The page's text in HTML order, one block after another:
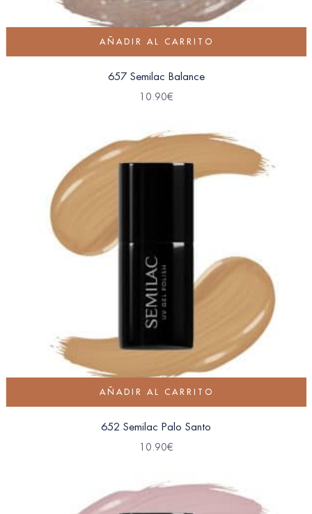
AÑADIR AL CARRITO
657 Semilac Balance
10.90€
AÑADIR AL CARRITO
652 Semilac Palo Santo
10.90€